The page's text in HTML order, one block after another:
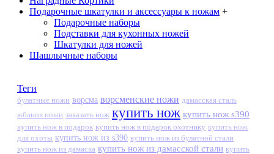
Подарочные шкатулки и аксессуары к ножам +
Подарочные наборы
Подставки для кухонных ножей
Шкатулки для ножей
Шашлычные наборы
Теги
булатные ножи ворсма ворсменские ножи дамасская сталь
жбанов ножи заказать нож купить нож купить нож s390
купить нож в подарок купить нож в подарок охотнику купить нож
для охоты купить нож из s390 купить нож из булатной стали
купить нож из дамаска купить нож из дамасской стали купить